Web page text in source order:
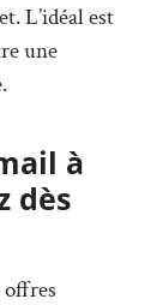
L’idéal est
une
à
dès
offres